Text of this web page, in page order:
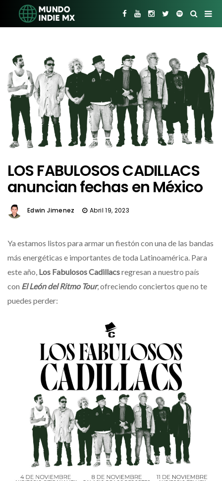
LOS FABULOSOS CADILLACS
anuncian fechas en México
Edwin Jimenez Abril 19, 2023
Ya estamos listos para armar un fiestón con una de las bandas
más energéticas e importantes de toda Latinoamérica. Para
este año, Los Fabulosos Cadillacsregresan a nuestro país
con El León del Ritmo Tour, ofreciendo conciertos que no te
puedes perder: